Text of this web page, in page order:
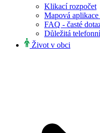
Klikací rozpočet
Mapová
FAQ - časté
Důležitá
Život v obci